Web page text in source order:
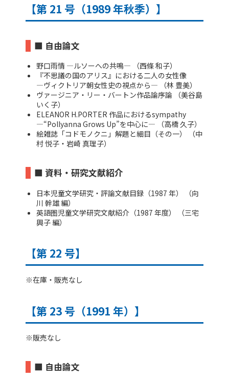
【第 21 号（1989 年秋季）】
■ 自由論文
野口雨情 ―ルソーへの共鳴― （西條 和子）
『不思議の国のアリス』における二人の女性像
―ヴィクトリア朝女性史の視点から― （林 豊美）
ヴァージニア・リー・バートン作品論序論 （美谷島
いく子）
ELEANOR H.PORTER 作品におけるsympathy
―“Pollyanna Grows Up”を中心に― （高橋 久子）
絵雑誌「コドモノクニ」解題と細目（その一） （中
村 悦子・岩崎 真理子）
■ 資料・研究文献紹介
日本児童文学研究・評論文献目録（1987 年） （向
川 幹雄 編）
英語圏児童文学研究文献紹介（1987 年度） （三宅
興子 編）
【第 22 号】
※在庫・販売なし
【第 23 号（1991 年）】
※販売なし
■ 自由論文